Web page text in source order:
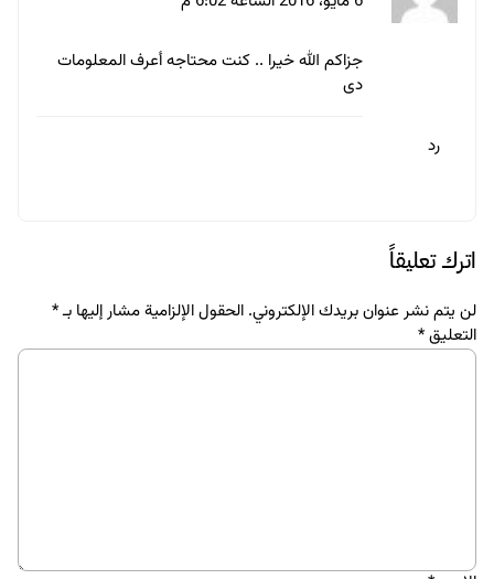
جزاكم الله خيرا .. كنت محتاجه أعرف المعلومات
دى
رد
اترك تعليقاً
لن يتم نشر عنوان بريدك الإلكتروني. الحقول الإلزامية مشار إليها بـ*
التعليق*